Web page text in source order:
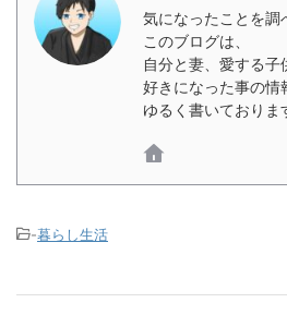
気になったことを調
このブログは、
自分と妻、愛する子
好きになった事の情
ゆるく書いておりま
-暮らし生活